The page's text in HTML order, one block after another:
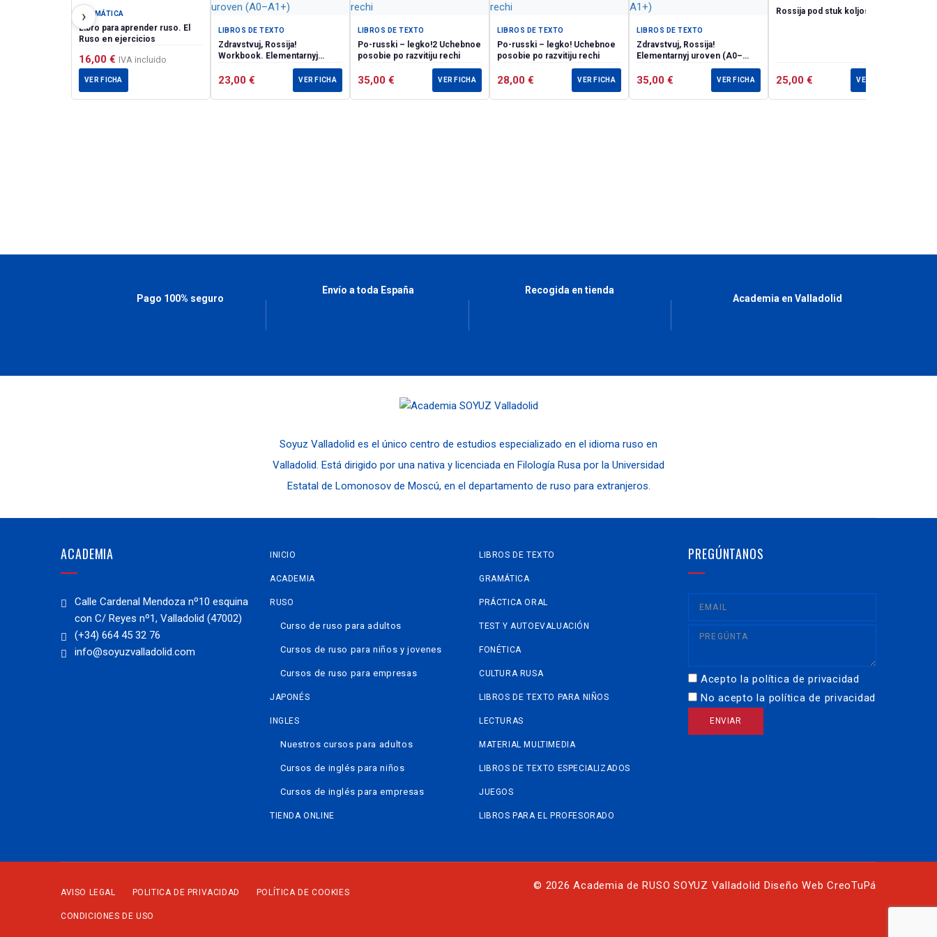
GRAMÁTICA
Libro para aprender ruso. El
Ruso en ejercicios
16,00 € IVA incluido
VER FICHA
LIBROS DE TEXTO
Zdravstvuj, Rossija!
Workbook. Elementarnyj
23,00 € VER FICHA
LIBROS DE TEXTO
Po-russki – legko!2 Uchebnoe
posobie po razvitiju rechi
35,00 € VER FICHA
LIBROS DE TEXTO
Po-russki – legko! Uchebnoe
posobie po razvitiju rechi
28,00 € VER FICHA
LIBROS DE TEXTO
Zdravstvuj, Rossija!
Elementarnyj uroven (А0–
35,00 € VER FICHA
Rossija pod stuk koljos
25,00 € VER FICHA
›
Pago 100% seguro
Envío a toda España Recogida en tienda
Academia en Valladolid
Soyuz Valladolid es el único centro de estudios especializado en el idioma ruso en
Valladolid. Está dirigido por una nativa y licenciada en Filología Rusa por la Universidad
Estatal de Lomonosov de Moscú, en el departamento de ruso para extranjeros.
ACADEMIA
Calle Cardenal Mendoza nº10 esquina
con C/ Reyes nº1, Valladolid (47002)
(+34) 664 45 32 76
info@soyuzvalladolid.com
INICIO
ACADEMIA
RUSO
Curso de ruso para adultos
Cursos de ruso para niños y jovenes
Cursos de ruso para empresas
JAPONÉS
INGLES
Nuestros cursos para adultos
Cursos de inglés para niños
Cursos de inglés para empresas
TIENDA ONLINE
LIBROS DE TEXTO
GRAMÁTICA
PRÁCTICA ORAL
TEST Y AUTOEVALUACIÓN
FONÉTICA
CULTURA RUSA
LIBROS DE TEXTO PARA NIÑOS
LECTURAS
MATERIAL MULTIMEDIA
LIBROS DE TEXTO ESPECIALIZADOS
JUEGOS
LIBROS PARA EL PROFESORADO
PREGÚNTANOS
Acepto la política de privacidad
No acepto la política de privacidad
AVISO LEGAL POLITICA DE PRIVACIDAD POLÍTICA DE COOKIES
CONDICIONES DE USO
© 2026 Academia de RUSO SOYUZ Valladolid Diseño Web CreoTuPá